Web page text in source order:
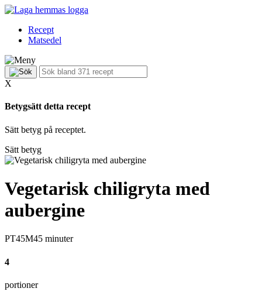
Recept
Matsedel
X
Betygsätt detta recept
Sätt betyg på receptet.
Sätt betyg
Vegetarisk chiligryta med
aubergine
PT45M45 minuter
4
portioner